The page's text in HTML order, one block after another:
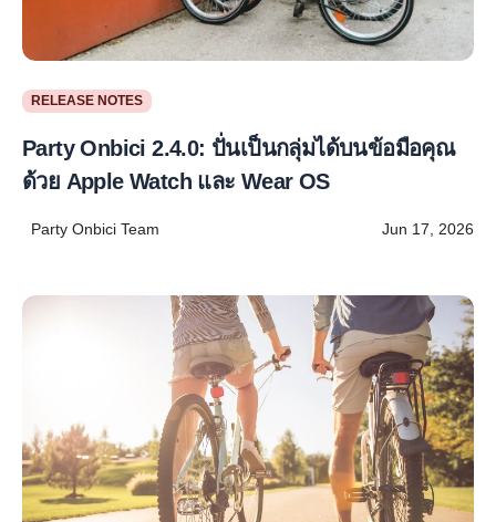
RELEASE NOTES
Party Onbici 2.4.0: ปั่นเป็นกลุ่มได้บนข้อมือคุณ
ด้วย Apple Watch และ Wear OS
Party Onbici Team Jun 17, 2026